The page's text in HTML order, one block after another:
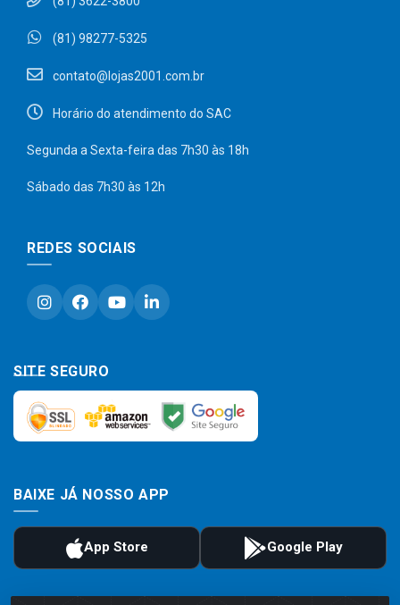
(81) 98277-5325
contato@lojas2001.com.br
Horário do atendimento do SAC
Segunda a Sexta-feira das 7h30 às 18h
Sábado das 7h30 às 12h
REDES SOCIAIS
SITE SEGURO
BAIXE JÁ NOSSO APP